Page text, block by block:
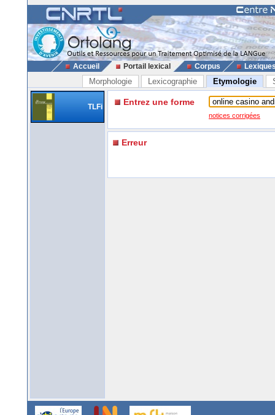
Accueil Portail lexical Corpus
Morphologie Lexicographie Etymologie
TLFi Entrez une forme
notices corrigées
Erreur